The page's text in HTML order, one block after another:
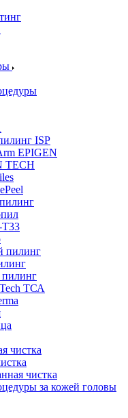
ISP
EPIGEN
TECH
пилинг
ТСА
чистка
чистка
за кожей головы